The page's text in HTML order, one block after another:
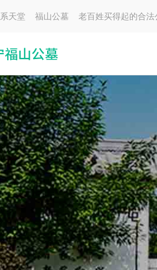
天堂 福山公墓 老百姓买得起的合法